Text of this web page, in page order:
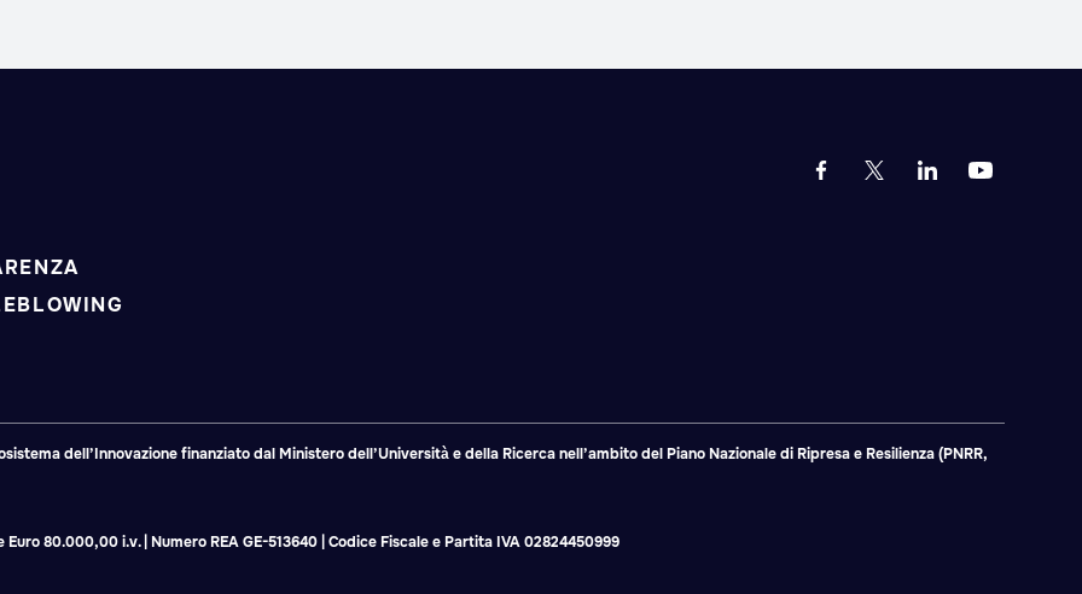
dell’Innovazione finanziato dal Ministero dell’Università e della Ricerca nell’ambito del Piano Nazionale di Ripresa e Resilienza (PNRR,
Euro 80.000,00 i.v. | Numero REA GE-513640 | Codice Fiscale e Partita IVA 02824450999